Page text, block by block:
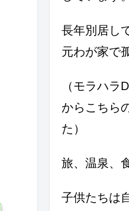
長年別居し
元わが家で
（モラハラ
からこちら
た）
旅、温泉、
子供たちは